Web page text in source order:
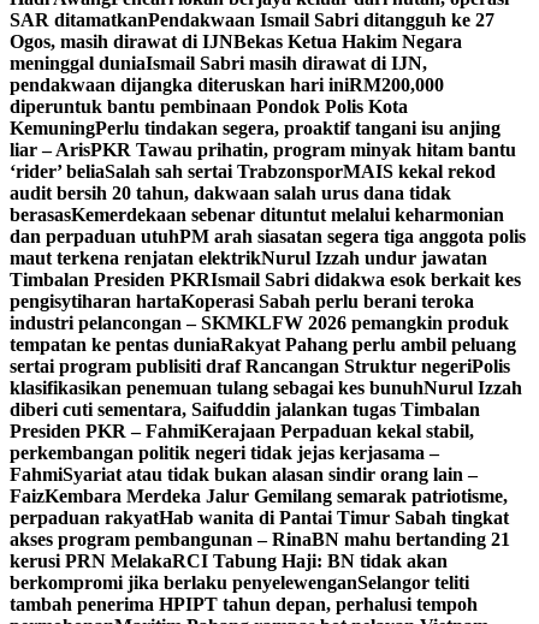
SAR ditamatkanPendakwaan Ismail Sabri ditangguh ke 27
Ogos, masih dirawat di IJNBekas Ketua Hakim Negara
meninggal duniaIsmail Sabri masih dirawat di IJN,
pendakwaan dijangka diteruskan hari iniRM200,000
diperuntuk bantu pembinaan Pondok Polis Kota
KemuningPerlu tindakan segera, proaktif tangani isu anjing
liar – ArisPKR Tawau prihatin, program minyak hitam bantu
‘rider’ beliaSalah sah sertai TrabzonsporMAIS kekal rekod
audit bersih 20 tahun, dakwaan salah urus dana tidak
berasasKemerdekaan sebenar dituntut melalui keharmonian
dan perpaduan utuhPM arah siasatan segera tiga anggota polis
maut terkena renjatan elektrikNurul Izzah undur jawatan
Timbalan Presiden PKRIsmail Sabri didakwa esok berkait kes
pengisytiharan hartaKoperasi Sabah perlu berani teroka
industri pelancongan – SKMKLFW 2026 pemangkin produk
tempatan ke pentas duniaRakyat Pahang perlu ambil peluang
sertai program publisiti draf Rancangan Struktur negeriPolis
klasifikasikan penemuan tulang sebagai kes bunuhNurul Izzah
diberi cuti sementara, Saifuddin jalankan tugas Timbalan
Presiden PKR – FahmiKerajaan Perpaduan kekal stabil,
perkembangan politik negeri tidak jejas kerjasama –
FahmiSyariat atau tidak bukan alasan sindir orang lain –
FaizKembara Merdeka Jalur Gemilang semarak patriotisme,
perpaduan rakyatHab wanita di Pantai Timur Sabah tingkat
akses program pembangunan – RinaBN mahu bertanding 21
kerusi PRN MelakaRCI Tabung Haji: BN tidak akan
berkompromi jika berlaku penyelewenganSelangor teliti
tambah penerima HPIPT tahun depan, perhalusi tempoh